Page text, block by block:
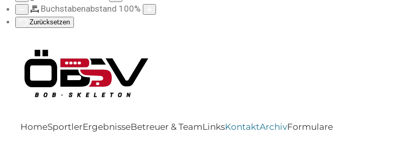
Buchstabenabstand 100%
Zurücksetzen
HomeSportlerErgebnisseBetreuer & TeamLinksKontaktArchivFormulare